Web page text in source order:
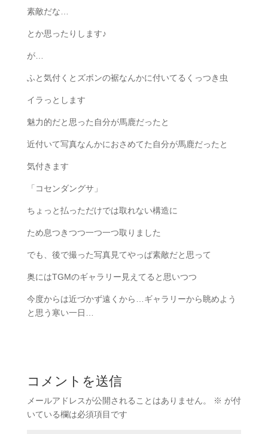
素敵だな…
とか思ったりします♪
が…
ふと気付くとズボンの裾なんかに付いてるくっつき虫
イラっとします
魅力的だと思った自分が馬鹿だったと
近付いて写真なんかにおさめてた自分が馬鹿だったと
気付きます
「コセンダングサ」
ちょっと払っただけでは取れない構造に
ため息つきつつ一つ一つ取りました
でも、後で撮った写真見てやっぱ素敵だと思って
奥にはTGMのギャラリー見えてると思いつつ
今度からは近づかず遠くから…ギャラリーから眺めよう
と思う寒い一日…
コメントを送信
メールアドレスが公開されることはありません。 ※ が付
いている欄は必須項目です